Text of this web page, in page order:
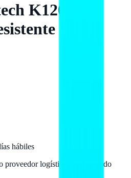
K120
a
hábiles
proveedor logístico. Llega a todo